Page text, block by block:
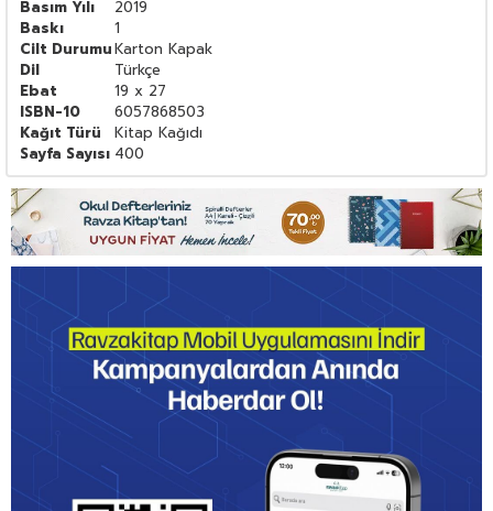
Basım Yılı
2019
Baskı
1
Cilt DurumuKarton Kapak
Dil
Türkçe
Ebat
19 x 27
ISBN-10
6057868503
Kağıt Türü
Kitap Kağıdı
Sayfa Sayısı 400